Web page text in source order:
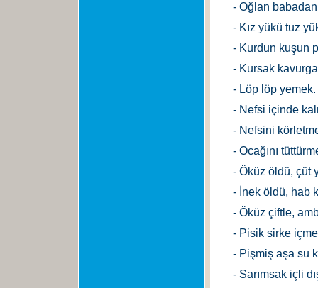
- Oğlan
- Kız yükü tuz
- Kurdun kuşun
- Kursak
- Löp löp yemek.
- Nefsi içinde
- Nefsini
- Ocağını
- Öküz öldü, çüt
- İnek öldü, hab
- Öküz çiftle,
- Pisik sirke
- Pişmiş aşa su
- Sarımsak içli